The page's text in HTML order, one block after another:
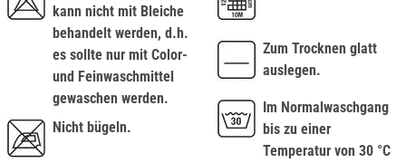
kann nicht mit Bleiche
behandelt werden, d.h.
es sollte nur mit Color-
und Feinwaschmittel
gewaschen werden.
Nicht bügeln.
Zum Trocknen glatt
auslegen.
Im Normalwaschgang
bis zu einer
Temperatur von 30 °C